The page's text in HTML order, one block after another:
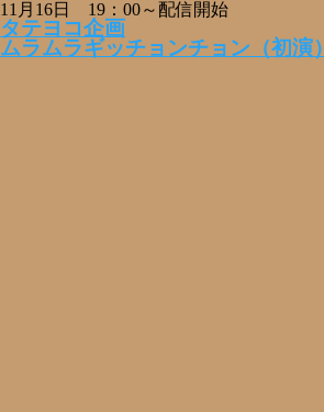
11月16日 19：00～配信開始
タテヨコ企画
ムラムラギッチョンチョン（初演）